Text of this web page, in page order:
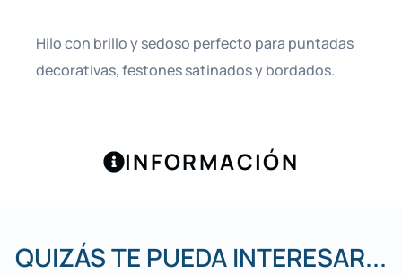
INFORMACIÓN
Hilo con brillo y sedoso perfecto para puntadas
decorativas, festones satinados y bordados.
QUIZÁS TE PUEDA INTERESAR...